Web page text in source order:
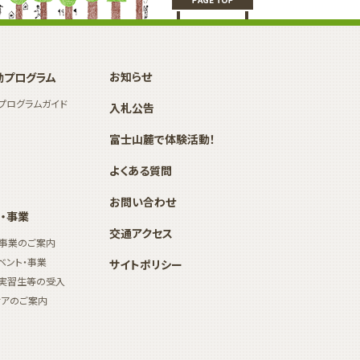
ログラム
ログラムガイド
事業
業のご案内
ト・事業
習生等の受入
のご案内
お知らせ
入札公告
富士山麓で体験活動！
よくある質問
お問い合わせ
交通アクセス
サイトポリシー